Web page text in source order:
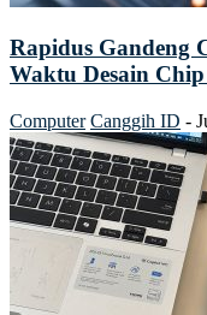
Rapidus Gandeng
Waktu Desain
Computer Canggih ID -